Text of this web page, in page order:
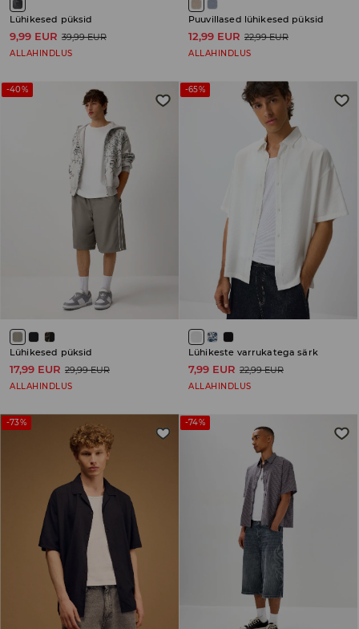
Lühikesed püksid
9,99 EUR 39,99 EUR
ALLAHINDLUS
Puuvillased lühikesed püksid
12,99 EUR 22,99 EUR
ALLAHINDLUS
-40%
Lühikesed püksid
17,99 EUR 29,99 EUR
ALLAHINDLUS
-65%
Lühikeste varrukatega särk
7,99 EUR 22,99 EUR
ALLAHINDLUS
-73% -74%